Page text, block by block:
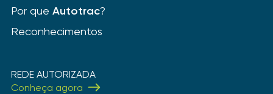
Por que Autotrac?
Reconhecimentos
REDE AUTORIZADA
Conheça agora